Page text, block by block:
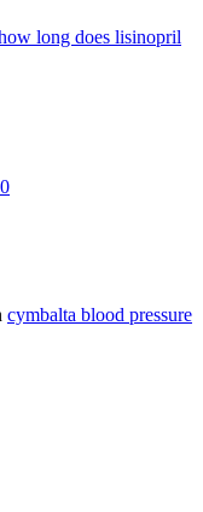
long does lisinopril
cymbalta blood pressure